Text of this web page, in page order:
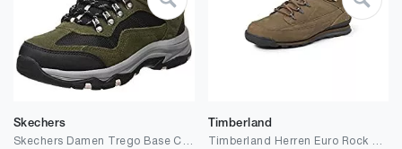
Skechers
Timberland